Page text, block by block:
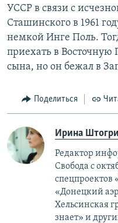
УССР в связи с
Сташинского в 1961
немкой Инге Поль.
приехать в
сына, но он бежал в
Поделиться
Ирина
Редактор
Свобода с
спецпроектов
«Донецкий
Хельсинская
знает» и